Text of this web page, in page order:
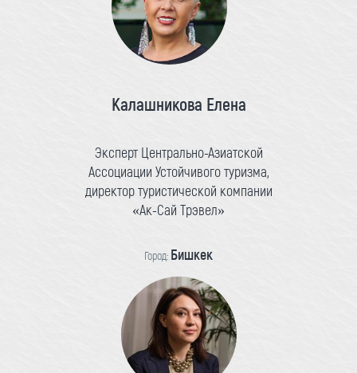
Калашникова Елена
Эксперт Центрально-Азиатской
Ассоциации Устойчивого туризма,
директор туристической компании
«Ак-Сай Трэвел»
Город: Бишкек